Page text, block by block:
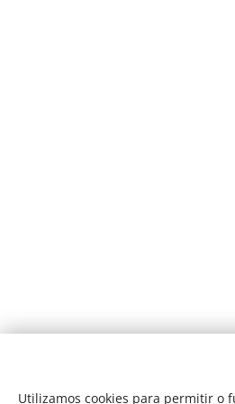
Utilizamos cookies para permitir o